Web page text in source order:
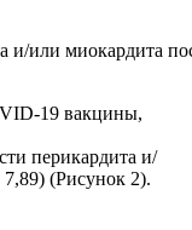
и/или миокардита
19 вакцины,
перикардита и/
(Рисунок 2).